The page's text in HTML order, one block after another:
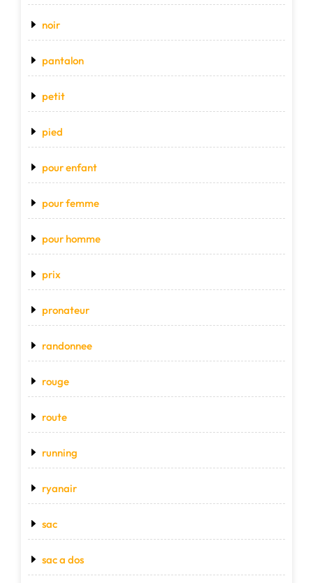
noir
pantalon
petit
pied
pour enfant
pour femme
pour homme
prix
pronateur
randonnee
rouge
route
running
ryanair
sac
sac a dos